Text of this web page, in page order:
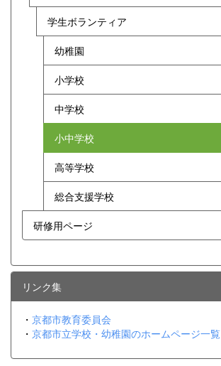
学生ボランティア
幼稚園
小学校
中学校
小中学校
高等学校
総合支援学校
研修用ページ
リンク集
・ 京都市教育委員会
・ 京都市立学校・幼稚園のホームページ一覧